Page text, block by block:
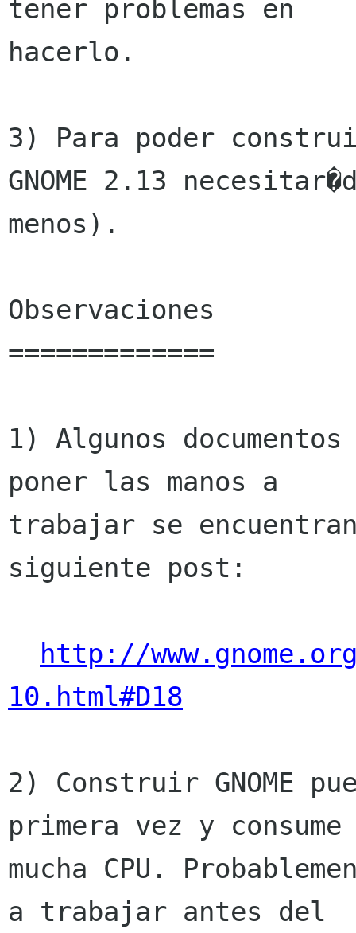
tener problemas en
hacerlo.
3) Para poder
GNOME 2.13
menos).
Observaciones
=============
1) Algunos
poner las manos a
trabajar se
siguiente post:
http://
10.html#D18
2) Construir GNOME
primera vez y consume
mucha CPU.
a trabajar antes del